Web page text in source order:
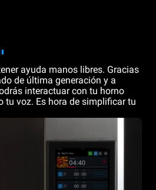
ayuda manos libres. Gracias
de última generación y a
interactuar con tu horno
tu voz. Es hora de simplificar tu